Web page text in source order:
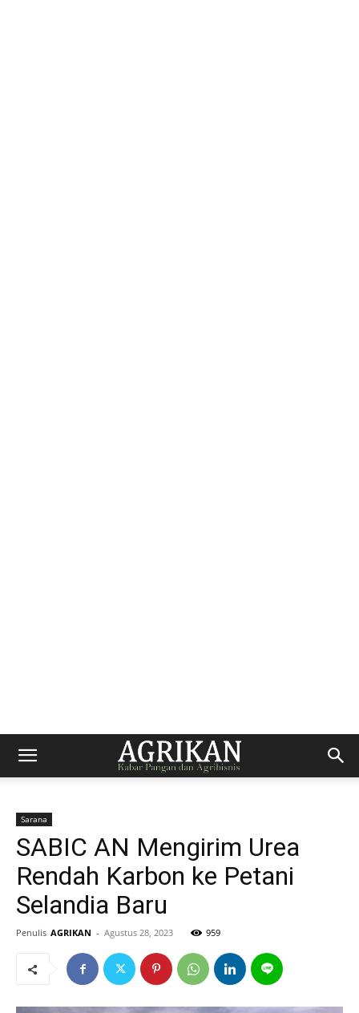
Sarana
SABIC AN Mengirim Urea
Rendah Karbon ke Petani
Selandia Baru
Penulis AGRIKAN - Agustus 28, 2023 959